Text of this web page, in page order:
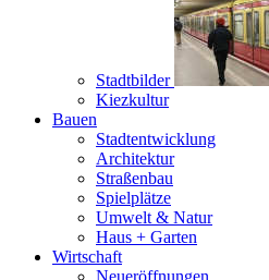
Stadtbilder
Kiezkultur
Bauen
Stadtentwicklung
Architektur
Straßenbau
Spielplätze
Umwelt & Natur
Haus + Garten
Wirtschaft